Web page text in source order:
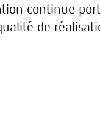
continue
de